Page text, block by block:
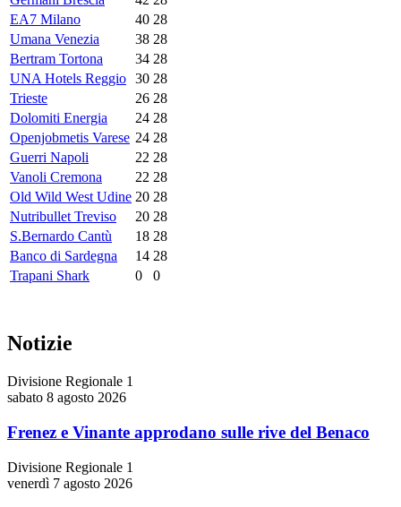
EA7 Milano
40 28
Umana Venezia
38 28
Bertram Tortona
34 28
UNA Hotels Reggio 30 28
Trieste
26 28
Dolomiti Energia
24 28
Openjobmetis Varese 24 28
Guerri Napoli
22 28
Vanoli Cremona
22 28
Old Wild West Udine 20 28
Nutribullet Treviso
20 28
S.Bernardo Cantù
18 28
Banco di Sardegna
14 28
Trapani Shark
0 0
Notizie
Divisione Regionale 1
sabato 8 agosto 2026
Frenez e Vinante approdano sulle rive del Benaco
Divisione Regionale 1
venerdì 7 agosto 2026